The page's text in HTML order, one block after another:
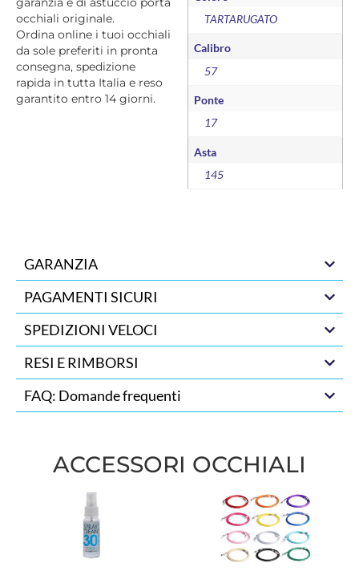
occhiali originale.
Ordina online i tuoi occhiali
da sole preferiti in pronta
consegna, spedizione
rapida in tutta Italia e reso
garantito entro 14 giorni.
TARTARUGATO
Calibro
57
Ponte
17
Asta
145
GARANZIA
PAGAMENTI SICURI
SPEDIZIONI VELOCI
RESI E RIMBORSI
FAQ: Domande frequenti
ACCESSORI OCCHIALI